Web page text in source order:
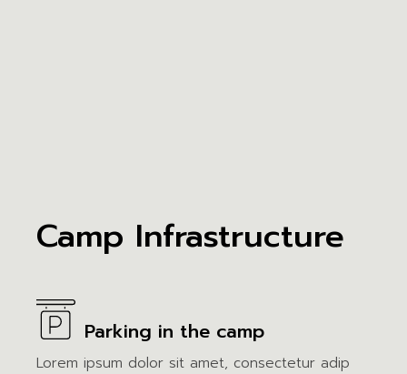
Camp Infrastructure
Parking in the camp
Lorem ipsum dolor sit amet, consectetur adip